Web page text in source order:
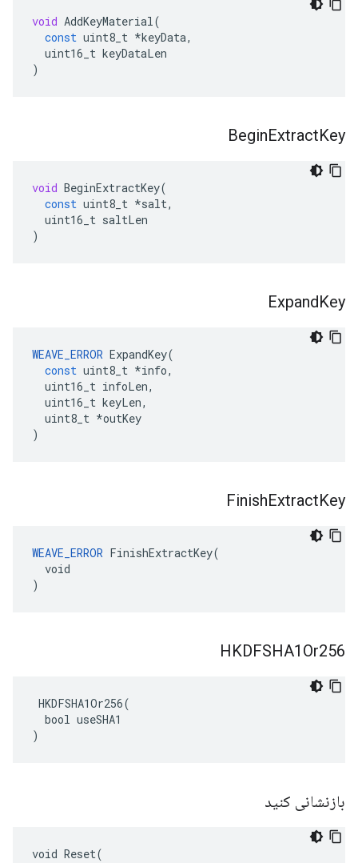
void AddKeyMaterial(
const uint8_t *keyData,
uint16_t keyDataLen
)
BeginExtractKey
void BeginExtractKey(
const uint8_t *salt,
uint16_t saltLen
)
ExpandKey
WEAVE_ERROR ExpandKey(
const uint8_t *info,
uint16_t infoLen,
uint16_t keyLen,
uint8_t *outKey
)
FinishExtractKey
WEAVE_ERROR FinishExtractKey(
  void
)
HKDFSHA1Or256
HKDFSHA1Or256(
  bool useSHA1
)
بازنشانی کنید
void Reset(